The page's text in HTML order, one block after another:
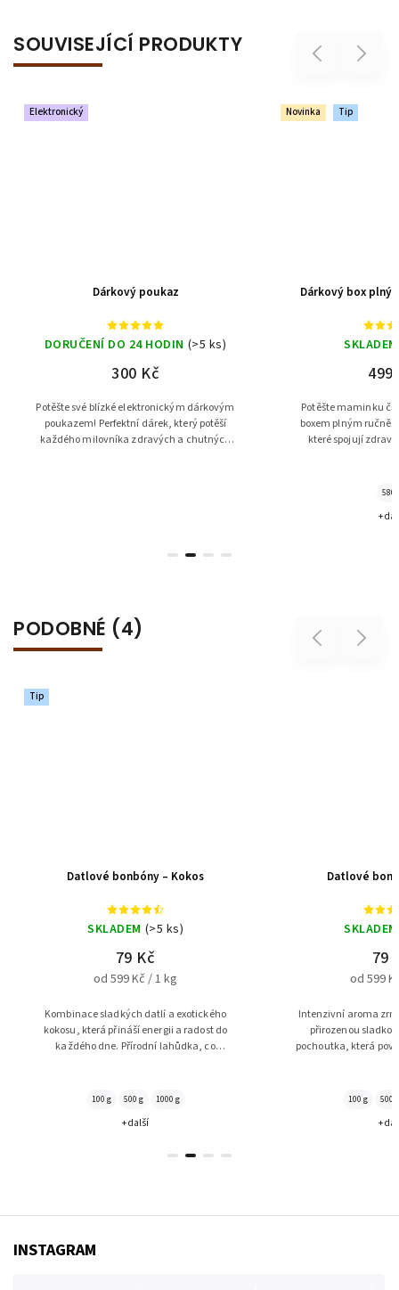
SOUVISEJÍCÍ PRODUKTY Previous
(>5 ks)
dárkovým
který potěší
a chutných
Dárkový box plný lásky a pokušení
SKLADEM
Potěšte maminku či babičku dárkovým
boxem plným ručně vyráběných dobrot,
které spojují zdraví, kvalitu a lásku k
Next
PODOBNÉ (4) Previous
bonbóny – Kokos
(>5 ks)
sladkých datlí a exotického
přináší energii a radost do
Přírodní lahůdka, co
Datlové bonbóny – Káva
(>5 ks)
Intenzivní aroma zrnkové kávy spojené s
přirozenou sladkostí datlí. Lahodná
pochoutka, která povzbudí a dodá energii
Next
INSTAGRAM